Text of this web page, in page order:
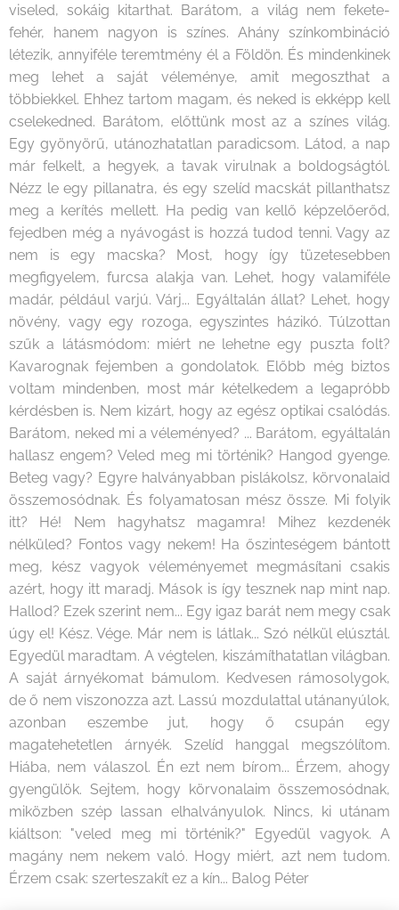
viseled, sokáig kitarthat. Barátom, a világ nem fekete-
fehér, hanem nagyon is színes. Ahány színkombináció
létezik, annyiféle teremtmény él a Földön. És mindenkinek
meg lehet a saját véleménye, amit megoszthat a
többiekkel. Ehhez tartom magam, és neked is ekképp kell
cselekedned. Barátom, előttünk most az a színes világ.
Egy gyönyörű, utánozhatatlan paradicsom. Látod, a nap
már felkelt, a hegyek, a tavak virulnak a boldogságtól.
Nézz le egy pillanatra, és egy szelíd macskát pillanthatsz
meg a kerítés mellett. Ha pedig van kellő képzelőerőd,
fejedben még a nyávogást is hozzá tudod tenni. Vagy az
nem is egy macska? Most, hogy így tüzetesebben
megfigyelem, furcsa alakja van. Lehet, hogy valamiféle
madár, például varjú. Várj... Egyáltalán állat? Lehet, hogy
növény, vagy egy rozoga, egyszintes házikó. Túlzottan
szűk a látásmódom: miért ne lehetne egy puszta folt?
Kavarognak fejemben a gondolatok. Előbb még biztos
voltam mindenben, most már kételkedem a legapróbb
kérdésben is. Nem kizárt, hogy az egész optikai csalódás.
Barátom, neked mi a véleményed? ... Barátom, egyáltalán
hallasz engem? Veled meg mi történik? Hangod gyenge.
Beteg vagy? Egyre halványabban pislákolsz, körvonalaid
összemosódnak. És folyamatosan mész össze. Mi folyik
itt? Hé! Nem hagyhatsz magamra! Mihez kezdenék
nélküled? Fontos vagy nekem! Ha őszinteségem bántott
meg, kész vagyok véleményemet megmásítani csakis
azért, hogy itt maradj. Mások is így tesznek nap mint nap.
Hallod? Ezek szerint nem... Egy igaz barát nem megy csak
úgy el! Kész. Vége. Már nem is látlak... Szó nélkül elúsztál.
Egyedül maradtam. A végtelen, kiszámíthatatlan világban.
A saját árnyékomat bámulom. Kedvesen rámosolygok,
de ő nem viszonozza azt. Lassú mozdulattal utánanyúlok,
azonban eszembe jut, hogy ő csupán egy
magatehetetlen árnyék. Szelíd hanggal megszólítom.
Hiába, nem válaszol. Én ezt nem bírom... Érzem, ahogy
gyengülök. Sejtem, hogy körvonalaim összemosódnak,
miközben szép lassan elhalványulok. Nincs, ki utánam
kiáltson: "veled meg mi történik?" Egyedül vagyok. A
magány nem nekem való. Hogy miért, azt nem tudom.
Érzem csak: szerteszakít ez a kín... Balog Péter